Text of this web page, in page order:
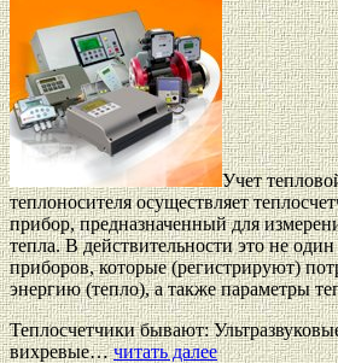
Учет
теплоносителя осуществляет
прибор, предназначенный для
тепла. В действительности это не
приборов, которые (регистрируют)
энергию (тепло), а также параметры
Теплосчетчики бывают:
вихревые…читать далее